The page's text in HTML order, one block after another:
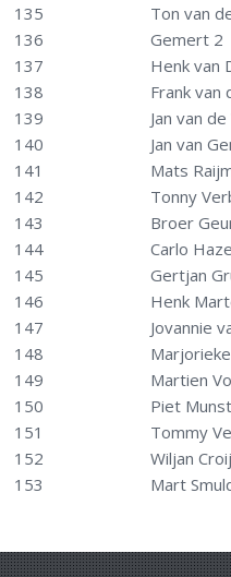
135
Ton van
136
Gemert 2
137
Henk van
138
Frank van
139
Jan van
140
Jan van
141
Mats
142
Tonny
143
Broer
144
Carlo
145
Gertjan
146
Henk
147
Jovannie
148
149
Martien
150
Piet
151
Tommy
152
Wiljan
153
Mart